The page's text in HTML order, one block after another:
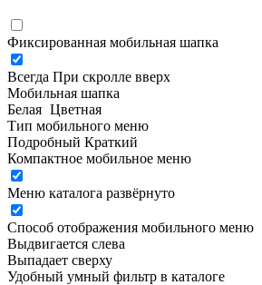
Фиксированная мобильная шапка
Всегда При скролле вверх
Мобильная шапка
Белая Цветная
Тип мобильного меню
Подробный Краткий
Компактное мобильное меню
Меню каталога развёрнуто
Способ отображения мобильного меню
Выдвигается слева
Выпадает сверху
Удобный умный фильтр в каталоге